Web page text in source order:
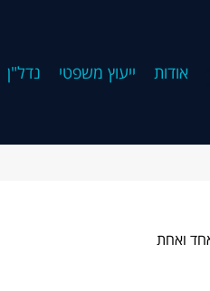
אודות ייעוץ משפטי נדל"ן
ואחת